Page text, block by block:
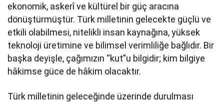
ekonomik, askerî ve kültürel bir güç aracına
dönüştürmüştür. Türk milletinin gelecekte güçlü ve
etkili olabilmesi, nitelikli insan kaynağına, yüksek
teknoloji üretimine ve bilimsel verimliliğe bağlıdır. Bir
başka deyişle, çağımızın “kut”u bilgidir; kim bilgiye
hâkimse güce de hâkim olacaktır.
Türk milletinin geleceğinde üzerinde durulması